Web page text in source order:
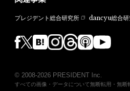
プレジデント総合研究所 dancyu総合研
© 2008-2026 PRESIDENT Inc.
すべての画像・データについて無断転用・無断